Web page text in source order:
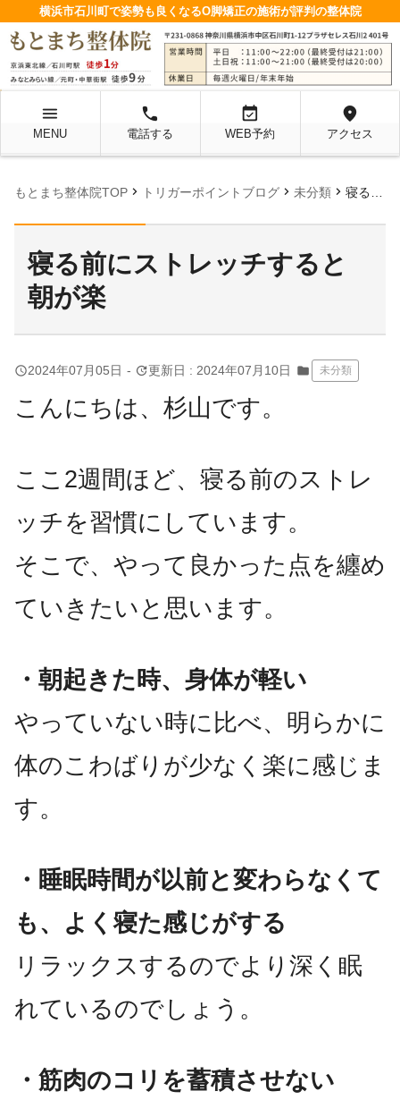
横浜市石川町で姿勢も良くなるO脚矯正の施術が評判の整体院
menu
MENU
local_phone
電話する
event_available
WEB予約
location_on
アクセス
もとまち整体院TOP chevron_right トリガーポイントブログ chevron_right 未分類 chevron_right 寝る前にストレッチすると朝が楽
寝る前にストレッチすると
朝が楽
query_builder2024年07月05日 - update更新日 : 2024年07月10日 folder 未分類
こんにちは、杉山です。
ここ2週間ほど、寝る前のストレ
ッチを習慣にしています。
そこで、やって良かった点を纏め
ていきたいと思います。
・朝起きた時、身体が軽い
やっていない時に比べ、明らかに
体のこわばりが少なく楽に感じま
す。
・睡眠時間が以前と変わらなくて
も、よく寝た感じがする
リラックスするのでより深く眠
れているのでしょう。
・筋肉のコリを蓄積させない